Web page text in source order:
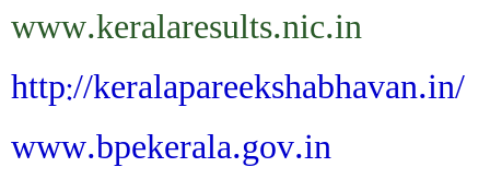
www.keralaresults.nic.in
http://keralapareekshabhavan.in/
www.bpekerala.gov.in